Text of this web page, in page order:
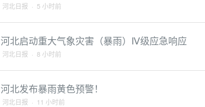
河北日报 · 5 小时前
河北启动重大气象灾害（暴雨）Ⅳ级应急响应
河北日报 · 8 小时前
河北发布暴雨黄色预警！
河北日报 · 11 小时前